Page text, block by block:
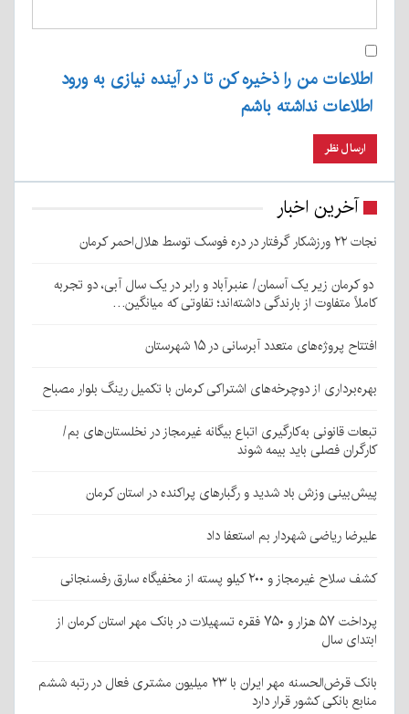
اطلاعات من را ذخیره کن تا در آینده نیازی به ورود
اطلاعات نداشته باشم
آخرین اخبار
نجات ۲۲ ورزشکار گرفتار در دره فوسک توسط هلال‌احمر کرمان
دو کرمان زیر یک آسمان/ عنبرآباد و رابر در یک سال آبی، دو تجربه
کاملاً متفاوت از بارندگی داشته‌اند؛ تفاوتی که میانگین…
افتتاح پروژه‌های متعدد آبرسانی در ۱۵ شهرستان
بهره‌برداری از دوچرخه‌های اشتراکی کرمان با تکمیل رینگ بلوار مصباح
تبعات قانونی به‌کارگیری اتباع بیگانه غیرمجاز در نخلستان‌های بم/
کارگران فصلی باید بیمه شوند
پیش‌بینی وزش باد شدید و رگبارهای پراکنده در استان کرمان
علیرضا ریاضی شهردار بم استعفا داد
کشف سلاح غیرمجاز و ۲۰۰ کیلو پسته از مخفیگاه سارق رفسنجانی
پرداخت ۵۷ هزار و ۷۵۰ فقره تسهیلات در بانک مهر استان کرمان از
ابتدای سال
بانک قرض‌الحسنه مهر ایران با ۲۳ میلیون مشتری فعال در رتبه ششم
منابع بانکی کشور قرار دارد